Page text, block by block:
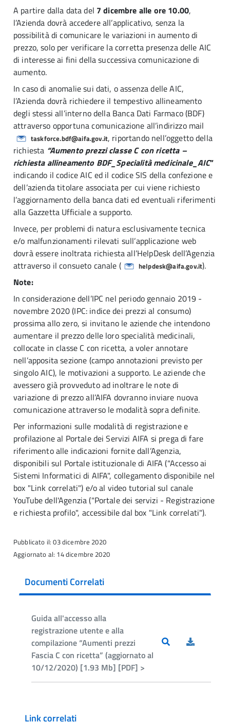
A partire dalla data del 7 dicembre alle ore 10.00,
l’Azienda dovrà accedere all’applicativo, senza la
possibilità di comunicare le variazioni in aumento di
prezzo, solo per verificare la corretta presenza delle AIC
di interesse ai fini della successiva comunicazione di
aumento.
In caso di anomalie sui dati, o assenza delle AIC,
l’Azienda dovrà richiedere il tempestivo allineamento
degli stessi all’interno della Banca Dati Farmaco (BDF)
attraverso opportuna comunicazione all’indirizzo mail
taskforce.bdf@aifa.gov.it, riportando nell’oggetto della
richiesta “Aumento prezzi classe C con ricetta –
richiesta allineamento BDF_Specialità medicinale_AIC”
indicando il codice AIC ed il codice SIS della confezione e
dell’azienda titolare associata per cui viene richiesto
l’aggiornamento della banca dati ed eventuali riferimenti
alla Gazzetta Ufficiale a supporto.
Invece, per problemi di natura esclusivamente tecnica
e/o malfunzionamenti rilevati sull’applicazione web
dovrà essere inoltrata richiesta all’HelpDesk dell’Agenzia
attraverso il consueto canale (
helpdesk@aifa.gov.it).
Note:
In considerazione dell’IPC nel periodo gennaio 2019 -
novembre 2020 (IPC: indice dei prezzi al consumo)
prossima allo zero, si invitano le aziende che intendono
aumentare il prezzo delle loro specialità medicinali,
collocate in classe C con ricetta, a voler annotare
nell’apposita sezione (campo annotazioni previsto per
singolo AIC), le motivazioni a supporto. Le aziende che
avessero già provveduto ad inoltrare le note di
variazione di prezzo all’AIFA dovranno inviare nuova
comunicazione attraverso le modalità sopra definite.
Per informazioni sulle modalità di registrazione e
profilazione al Portale dei Servizi AIFA si prega di fare
riferimento alle indicazioni fornite dall’Agenzia,
disponibili sul Portale istituzionale di AIFA ("Accesso ai
Sistemi Informatici di AIFA", collegamento disponibile nel
box "Link correlati") e/o al video tutorial sul canale
YouTube dell'Agenzia ("Portale dei servizi - Registrazione
e richiesta profilo", accessibile dal box "Link correlati").
Pubblicato il: 03 dicembre 2020
Aggiornato al: 14 dicembre 2020
Documenti Correlati
Guida all'accesso alla
registrazione utente e alla
compilazione “Aumenti prezzi
Fascia C con ricetta” (aggiornato al
10/12/2020) [1.93 Mb] [PDF] >
Link correlati